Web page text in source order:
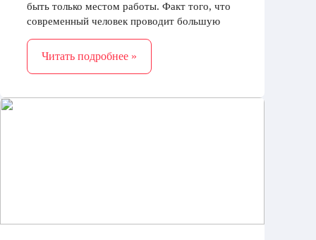
быть только местом работы. Факт того, что
современный человек проводит большую
часть своего времени на работе можно
смело констатировать как правдивый
Читать подробнее »